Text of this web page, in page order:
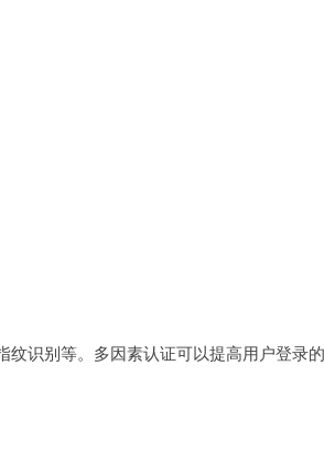
纹识别等。多因素认证可以提高用户登录